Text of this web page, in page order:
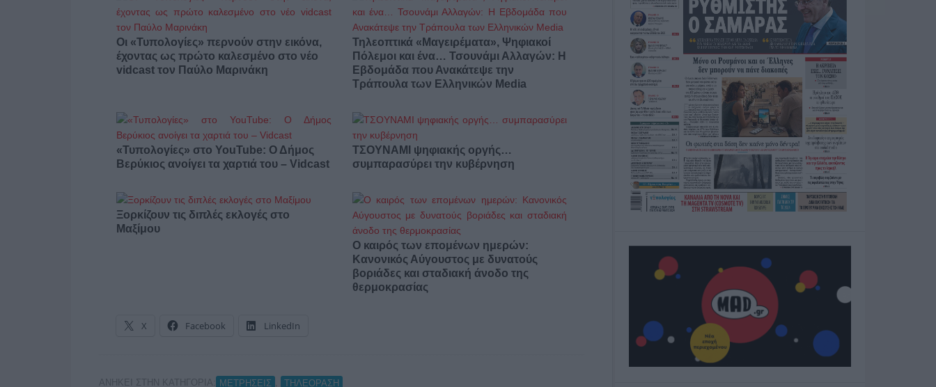
Οι «Τυπολογίες» περνούν στην εικόνα,
έχοντας ως πρώτο καλεσμένο στο νέο
vidcast τον Παύλο Μαρινάκη
Τηλεοπτικά «Μαγειρέματα», Ψηφιακοί
Πόλεμοι και ένα… Τσουνάμι Αλλαγών: Η
Εβδομάδα που Ανακάτεψε την
Τράπουλα των Ελληνικών Media
«Τυπολογίες» στο YouTube: Ο Δήμος
Βερύκιος ανοίγει τα χαρτιά του – Vidcast
ΤΣΟΥΝΑΜΙ ψηφιακής οργής…
συμπαρασύρει την κυβέρνηση
Ξορκίζουν τις διπλές εκλογές στο
Μαξίμου
Ο καιρός των επομένων ημερών:
Κανονικός Αύγουστος με δυνατούς
βοριάδες και σταδιακή άνοδο της
θερμοκρασίας
X Facebook LinkedIn
ΑΝΗΚΕΙ ΣΤΗΝ ΚΑΤΗΓΟΡΙΑ: ΜΕΤΡΗΣΕΙΣ ΤΗΛΕΟΡΑΣΗ